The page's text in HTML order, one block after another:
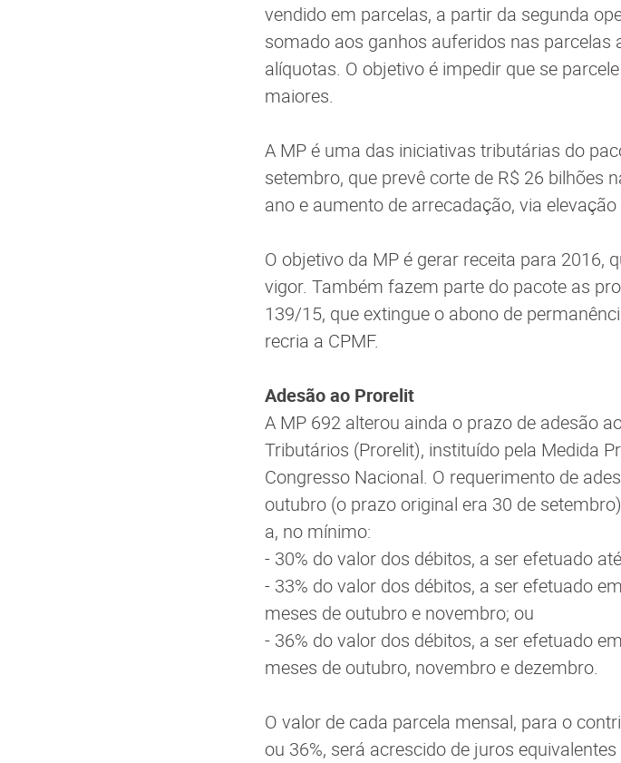
vendido em parcelas, a partir da segunda
somado aos ganhos auferidos nas
alíquotas. O objetivo é impedir que se
maiores.
A MP é uma das iniciativas tributárias do
setembro, que prevê corte de R$ 26 bilhões
ano e aumento de arrecadação, via
O objetivo da MP é gerar receita para 2016,
vigor. Também fazem parte do pacote as
139/15, que extingue o abono de
recria a CPMF.
Adesão ao Prorelit
A MP 692 alterou ainda o prazo de adesão
Tributários (Prorelit), instituído pela Medida
Congresso Nacional. O requerimento de
outubro (o prazo original era 30 de
a, no mínimo:
- 30% do valor dos débitos, a ser efetuado
- 33% do valor dos débitos, a ser efetuado
meses de outubro e novembro; ou
- 36% do valor dos débitos, a ser efetuado
meses de outubro, novembro e dezembro.
O valor de cada parcela mensal, para o
ou 36%, será acrescido de juros